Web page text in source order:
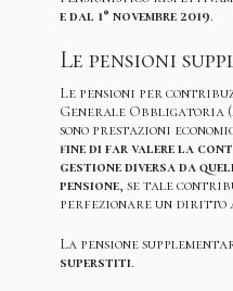
e dal 1° novembre 2019.
Le pensioni
Le pensioni per
Generale Obbligatoria
sono prestazioni
fine di far valere la
gestione diversa da
pensione, se tale
perfezionare un diritto
La pensione
superstiti.